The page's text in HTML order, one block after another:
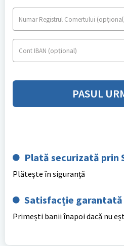
Numar Registrul Comertului
Cont IBAN (opțional)
PASUL
Plată securizată prin
Plătește în siguranță
Satisfacție garantată
Primești banii înapoi dacă nu